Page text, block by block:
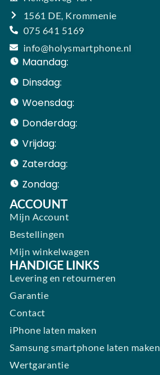
1561 DE, Krommenie
075 641 5169
info@holysmartphone.nl
Maandag:
Dinsdag:
Woensdag:
Donderdag:
Vrijdag:
Zaterdag:
Zondag:
ACCOUNT
Mijn Account
Bestellingen
Mijn winkelwagen
HANDIGE LINKS
Levering en retourneren
Garantie
Contact
iPhone laten maken
Samsung smartphone laten maken
Wertgarantie